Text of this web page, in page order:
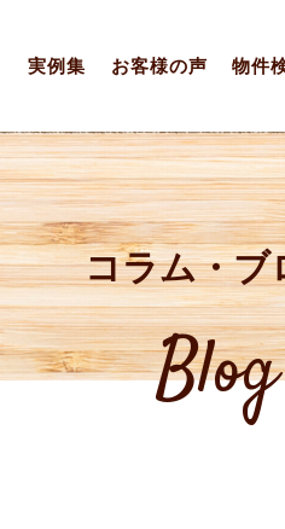
実例集 お客様の声 物件
コラム・ブ
Blog